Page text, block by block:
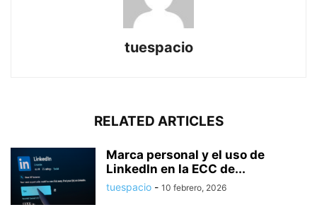
tuespacio
RELATED ARTICLES
Marca personal y el uso de
LinkedIn en la ECC de...
tuespacio - 10 febrero, 2026